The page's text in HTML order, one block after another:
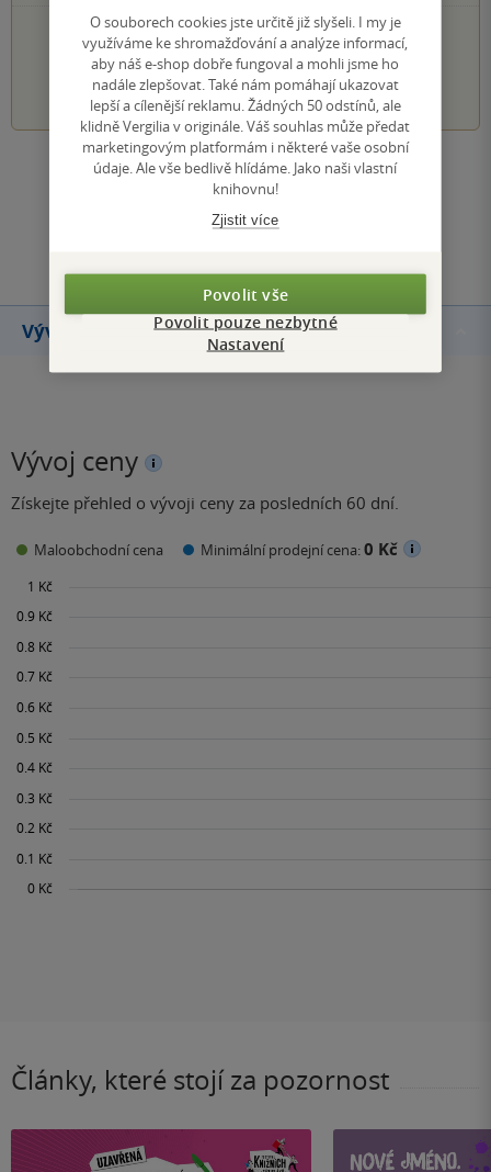
PŘIDEJTE SVÉ HODNOCENÍ KNIHY
1 2 3 4 5
Zobrazit všechna hodnocení
Přidat hodnocení
Vývoj ceny
Vývoj ceny
Získejte přehled o vývoji ceny za posledních 60 dní.
Maloobchodní cena Minimální prodejní cena:0 Kč
Články, které stojí za pozornost
O souborech cookies jste určitě již slyšeli. I my je
využíváme ke shromažďování a analýze informací,
aby náš e-shop dobře fungoval a mohli jsme ho
nadále zlepšovat. Také nám pomáhají ukazovat
lepší a cílenější reklamu. Žádných 50 odstínů, ale
klidně Vergilia v originále. Váš souhlas může předat
marketingovým platformám i některé vaše osobní
údaje. Ale vše bedlivě hlídáme. Jako naši vlastní
knihovnu!
Zjistit více
Povolit vše
Povolit pouze nezbytné
Nastavení